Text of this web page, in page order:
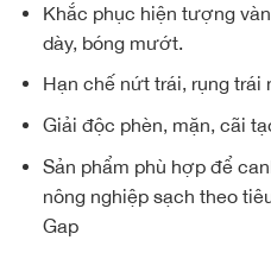
Khắc phục hiện tượng
dày, bóng mướt.
Hạn chế nứt trái, rụng trái
Giải độc phèn, mặn, cãi
Sản phẩm phù hợp để
nông nghiệp sạch theo
Gap